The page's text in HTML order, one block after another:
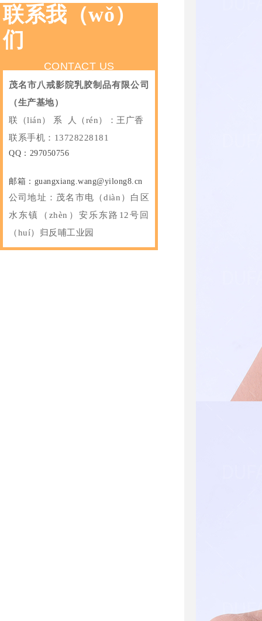
联系我（wǒ）
们
CONTACT US
茂名市八戒影院乳胶制品有限公司
（生产基地）
联（lián） 系 人（rén）：王广香
联系手机：13728228181
QQ：297050756
邮箱：guangxiang.wang@yilong8.cn
公司地址： 茂名市电（diàn）白区
水东镇（zhèn）安乐东路12号回
（huí）归反哺工业园